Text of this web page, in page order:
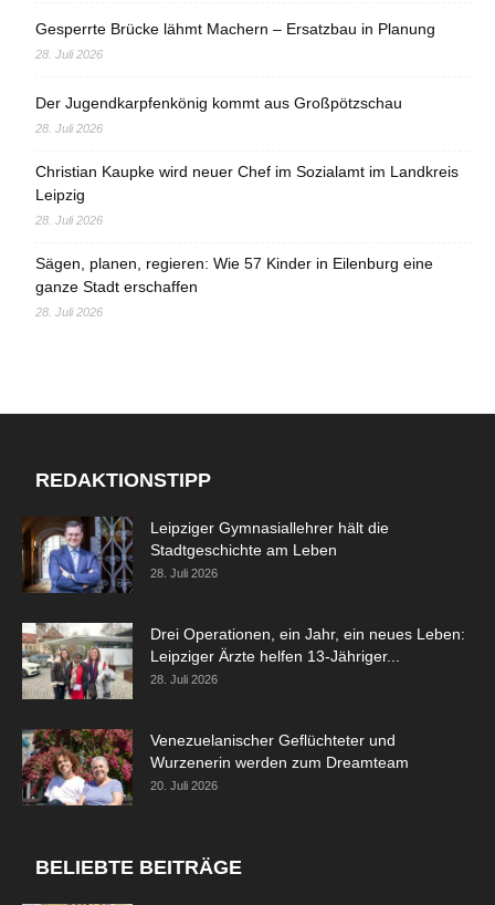
Gesperrte Brücke lähmt Machern – Ersatzbau in Planung
28. Juli 2026
Der Jugendkarpfenkönig kommt aus Großpötzschau
28. Juli 2026
Christian Kaupke wird neuer Chef im Sozialamt im Landkreis
Leipzig
28. Juli 2026
Sägen, planen, regieren: Wie 57 Kinder in Eilenburg eine
ganze Stadt erschaffen
28. Juli 2026
REDAKTIONSTIPP
Leipziger Gymnasiallehrer hält die
Stadtgeschichte am Leben
28. Juli 2026
Drei Operationen, ein Jahr, ein neues Leben:
Leipziger Ärzte helfen 13-Jähriger...
28. Juli 2026
Venezuelanischer Geflüchteter und
Wurzenerin werden zum Dreamteam
20. Juli 2026
BELIEBTE BEITRÄGE